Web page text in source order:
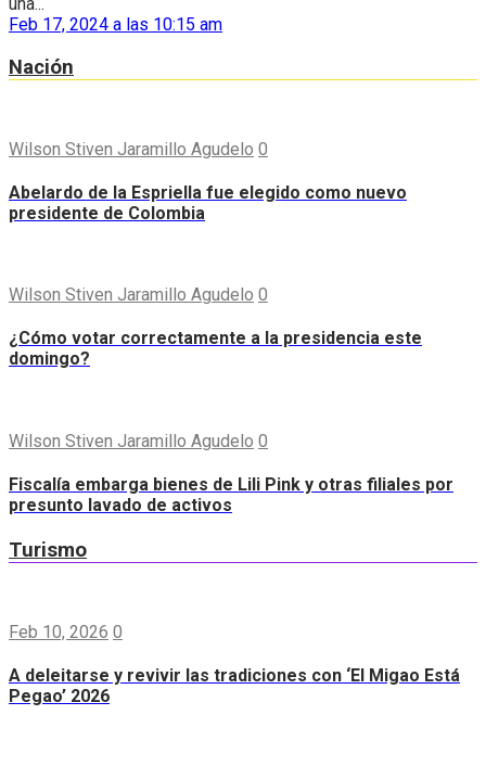
Feb 17, 2024 a las 10:15 am
Nación
Wilson Stiven Jaramillo Agudelo 0
Abelardo de la Espriella fue elegido como nuevo
presidente de Colombia
Wilson Stiven Jaramillo Agudelo 0
¿Cómo votar correctamente a la presidencia este
domingo?
Wilson Stiven Jaramillo Agudelo 0
Fiscalía embarga bienes de Lili Pink y otras filiales por
presunto lavado de activos
Turismo
Feb 10, 2026 0
A deleitarse y revivir las tradiciones con ‘El Migao Está
Pegao’ 2026